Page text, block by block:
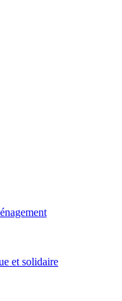
et solidaire